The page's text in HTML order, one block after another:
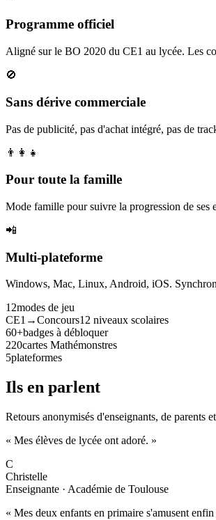
Programme officiel
Aligné sur le BO 2020 du CE1 au lycée. Les
🚫
Sans dérive commerciale
Pas de publicité, pas d'achat intégré, pas de
👨‍👩‍👧
Pour toute la famille
Mode famille pour suivre la progression de ses
📲
Multi-plateforme
Windows, Mac, Linux, Android, iOS.
12modes de jeu
CE1→Concours12 niveaux scolaires
60+badges à débloquer
220cartes Mathémonstres
5plateformes
Ils en parlent
Retours anonymisés d'enseignants, de parents
« Mes élèves de lycée ont adoré. »
C
Christelle
Enseignante · Académie de Toulouse
« Mes deux enfants en primaire s'amusent